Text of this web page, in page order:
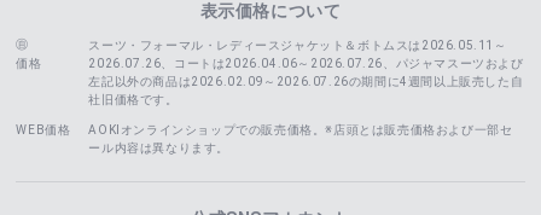
表示価格について
価格
スーツ・フォーマル・レディースジャケット＆ボトムスは2026.05.11～
2026.07.26、コートは2026.04.06～2026.07.26、 パジャマスーツおよび
左記以外の商品は2026.02.09～2026.07.26の期間に4週間以上販売した自
社旧価格です。
WEB価格
AOKIオンラインショップでの販売価格。※店頭とは販売価格および一部セ
ール内容は異なります。